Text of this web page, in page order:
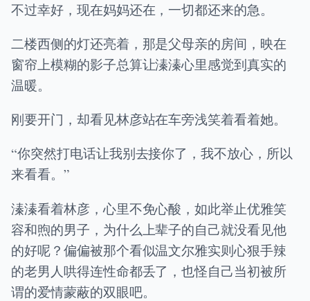
不过幸好，现在妈妈还在，一切都还来的急。
二楼西侧的灯还亮着，那是父母亲的房间，映在
窗帘上模糊的影子总算让溱溱心里感觉到真实的
温暖。
刚要开门，却看见林彦站在车旁浅笑着看着她。
“你突然打电话让我别去接你了，我不放心，所以
来看看。”
溱溱看着林彦，心里不免心酸，如此举止优雅笑
容和煦的男子，为什么上辈子的自己就没看见他
的好呢？偏偏被那个看似温文尔雅实则心狠手辣
的老男人哄得连性命都丢了，也怪自己当初被所
谓的爱情蒙蔽的双眼吧。